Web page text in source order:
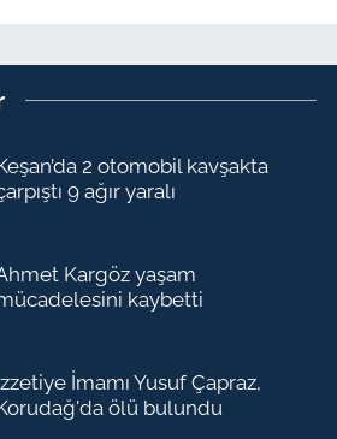
2 otomobil kavşakta
9 ağır yaralı
Kargöz yaşam
kaybetti
İmamı Yusuf Çapraz,
ölü bulundu